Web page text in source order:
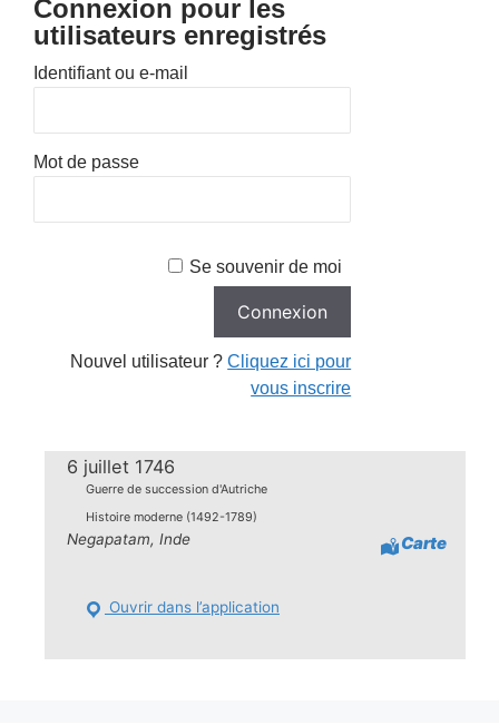
Connexion pour les
utilisateurs enregistrés
Identifiant ou e-mail
Mot de passe
Se souvenir de moi
Nouvel utilisateur ?Cliquez ici pour
vous inscrire
6 juillet 1746
Guerre de succession d'Autriche
Histoire moderne (1492-1789)
Negapatam, Inde Carte
Ouvrir dans l’application